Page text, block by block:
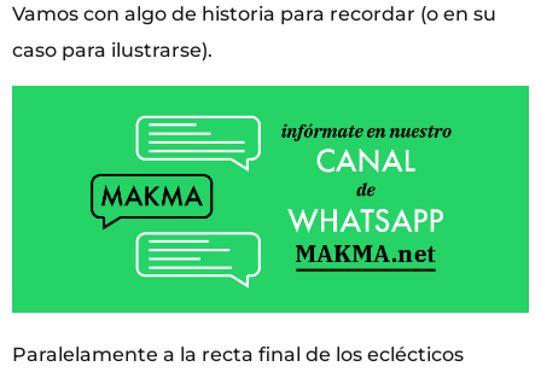
Vamos con algo de historia para recordar (o en su
caso para ilustrarse).
Paralelamente a la recta final de los eclécticos